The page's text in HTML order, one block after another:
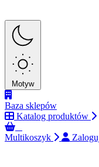
Motyw
Baza sklepów
Katalog produktów
Multikoszyk